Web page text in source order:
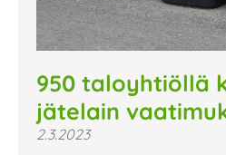
950 taloyhtiöllä
jätelain
2.3.2023